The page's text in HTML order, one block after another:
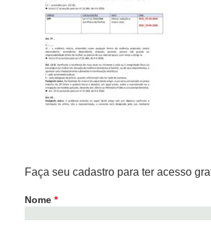
Faça seu cadastro para ter acesso
Nome *